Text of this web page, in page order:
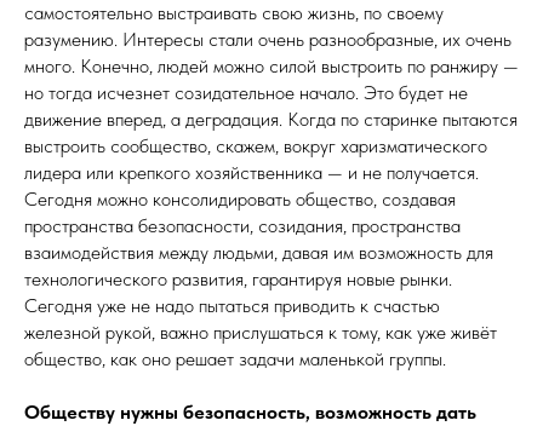
самостоятельно выстраивать свою жизнь, по своему
разумению. Интересы стали очень разнообразные, их очень
много. Конечно, людей можно силой выстроить по ранжиру —
но тогда исчезнет созидательное начало. Это будет не
движение вперед, а деградация. Когда по старинке пытаются
выстроить сообщество, скажем, вокруг харизматического
лидера или крепкого хозяйственника — и не получается.
Сегодня можно консолидировать общество, создавая
пространства безопасности, созидания, пространства
взаимодействия между людьми, давая им возможность для
технологического развития, гарантируя новые рынки.
Сегодня уже не надо пытаться приводить к счастью
железной рукой, важно прислушаться к тому, как уже живёт
общество, как оно решает задачи маленькой ­группы.
Обществу нужны безопасность, возможность дать